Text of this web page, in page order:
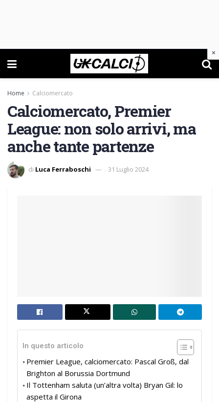
Home Calciomercato
Calciomercato, Premier
League: non solo arrivi, ma
anche tante partenze
di Luca Ferraboschi 31 Luglio 2024
In questo articolo
Premier League, calciomercato: Pascal Groß, dal
Brighton al Borussia Dortmund
Il Tottenham saluta (un’altra volta) Bryan Gil: lo
aspetta il Girona
×